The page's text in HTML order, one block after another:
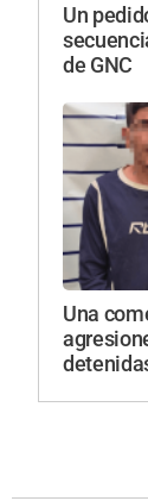
Un
de GNC
Una